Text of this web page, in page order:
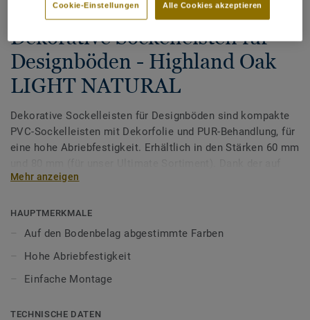
Tarkett Zubehör Komplettsortiment
Dekorative Sockelleisten für
Designböden - Highland Oak
LIGHT NATURAL
Dekorative Sockelleisten für Designböden sind kompakte
PVC-Sockelleisten mit Dekorfolie und PUR-Behandlung, für
eine hohe Abriebfestigkeit. Erhältlich in den Stärken 60 mm
unsere Designböden abgestimmten Farben sorgen Sie für
Mehr anzeigen
HAUPTMERKMALE
Auf den Bodenbelag abgestimmte Farben
Hohe Abriebfestigkeit
Einfache Montage
TECHNISCHE DATEN
Alle Cookies akzeptieren
Cookie-Einstellungen